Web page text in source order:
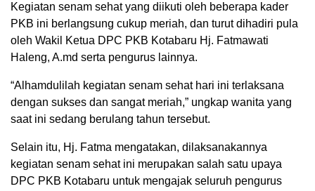
Kegiatan senam sehat yang diikuti oleh beberapa kader
PKB ini berlangsung cukup meriah, dan turut dihadiri pula
oleh Wakil Ketua DPC PKB Kotabaru Hj. Fatmawati
Haleng, A.md serta pengurus lainnya.
“Alhamdulilah kegiatan senam sehat hari ini terlaksana
dengan sukses dan sangat meriah,” ungkap wanita yang
saat ini sedang berulang tahun tersebut.
Selain itu, Hj. Fatma mengatakan, dilaksanakannya
kegiatan senam sehat ini merupakan salah satu upaya
DPC PKB Kotabaru untuk mengajak seluruh pengurus